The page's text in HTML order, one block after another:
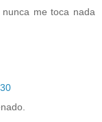
me toca nada